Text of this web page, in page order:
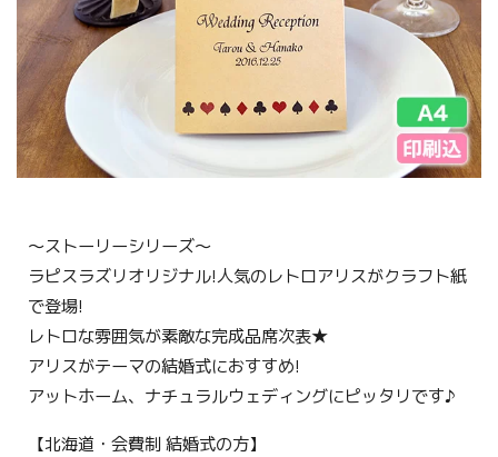
〜ストーリーシリーズ〜
ラピスラズリオリジナル!人気のレトロアリスがクラフト紙
で登場!
レトロな雰囲気が素敵な完成品席次表★
アリスがテーマの結婚式におすすめ!
アットホーム、ナチュラルウェディングにピッタリです♪
【北海道・会費制 結婚式の方】